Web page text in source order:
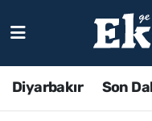
Diyarbakır Son